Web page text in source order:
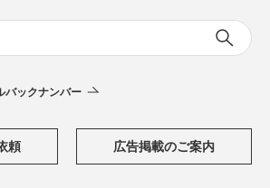
バックナンバー
頼 広告掲載のご案内